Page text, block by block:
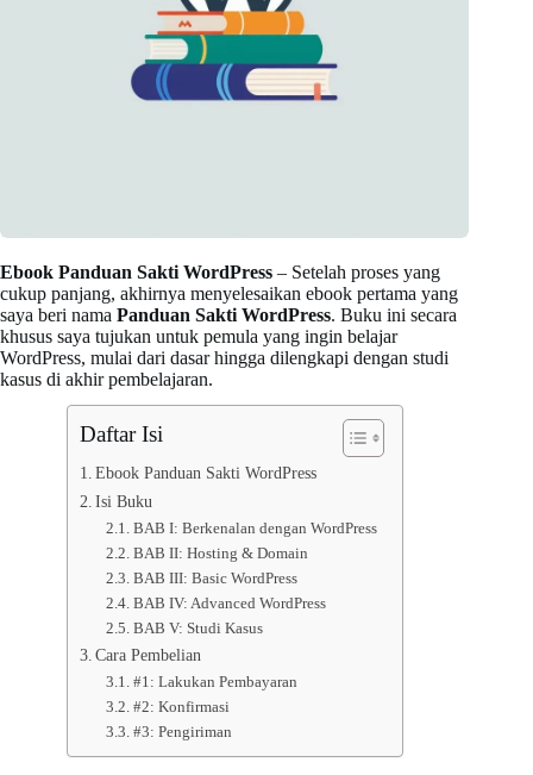
Ebook Panduan Sakti WordPress – Setelah proses yang
cukup panjang, akhirnya menyelesaikan ebook pertama yang
saya beri nama Panduan Sakti WordPress. Buku ini secara
khusus saya tujukan untuk pemula yang ingin belajar
WordPress, mulai dari dasar hingga dilengkapi dengan studi
kasus di akhir pembelajaran.
Daftar Isi
Ebook Panduan Sakti WordPress
Isi Buku
BAB I: Berkenalan dengan WordPress
BAB II: Hosting & Domain
BAB III: Basic WordPress
BAB IV: Advanced WordPress
BAB V: Studi Kasus
Cara Pembelian
#1: Lakukan Pembayaran
#2: Konfirmasi
#3: Pengiriman